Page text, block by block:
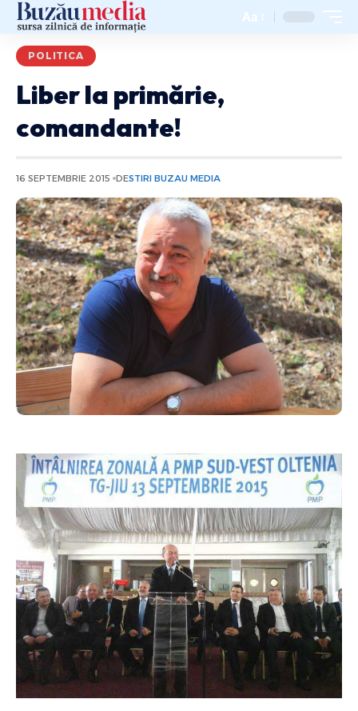
Aa
POLITICA
Liber la primărie,
comandante!
16 SEPTEMBRIE 2015 DESTIRI BUZAU MEDIA